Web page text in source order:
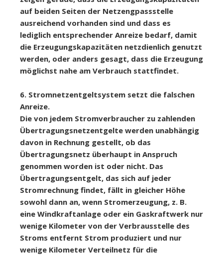
auf beiden Seiten der Netzengpassstelle
ausreichend vorhanden sind und dass es
lediglich entsprechender Anreize bedarf, damit
die Erzeugungskapazitäten netzdienlich genutzt
werden, oder anders gesagt, dass die Erzeugung
möglichst nahe am Verbrauch stattfindet.
6. Stromnetzentgeltsystem setzt die falschen
Anreize.
Die von jedem Stromverbraucher zu zahlenden
Übertragungsnetzentgelte werden unabhängig
davon in Rechnung gestellt, ob das
Übertragungsnetz überhaupt in Anspruch
genommen worden ist oder nicht. Das
Übertragungsentgelt, das sich auf jeder
Stromrechnung findet, fällt in gleicher Höhe
sowohl dann an, wenn Stromerzeugung, z. B.
eine Windkraftanlage oder ein Gaskraftwerk nur
wenige Kilometer von der Verbrausstelle des
Stroms entfernt Strom produziert und nur
wenige Kilometer Verteilnetz für die